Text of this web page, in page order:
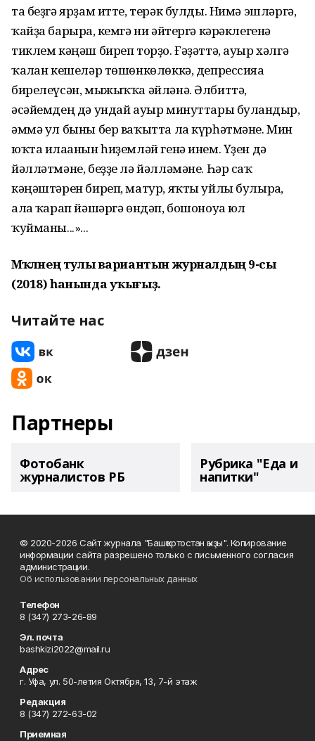
та беҙгә ярҙам итте, терәк булды. Нимә эшләргә,
ҡайҙа барырға, кемгә ни әйтергә кәрәклегенә
тиклем кәңәш биреп торҙо. Ғәҙәттә, ауыр хәлгә
ҡалған кешеләр төшөнкөлөккә, депрессияға
бирелеүсән, мыжыҡҡа әйләнә. Әлбиттә,
әсәйемдең дә ундай ауыр минуттары булғандыр,
әммә ул быны бер ваҡытта ла күрһәтмәне. Мин
юҡта илағанын һиҙемләй генә инем. Үҙен дә
йәлләтмәне, беҙҙе лә йәлләмәне. Һәр саҡ
кәңәштәрен биреп, матур, яҡты уйлы булырға,
алға ҡарап йәшәргә өндәп, бошоноуға юл
ҡуйманы...»...
Мәҡәләнең тулы вариантын журналдың 9-сы
(2018) һанында уҡығыҙ.
Читайте нас
Партнеры
Фотобанк
журналистов РБ
Рубрика "Еда и
напитки"
© 2020-2026 Сайт журнала "Башҡортостан ҡыҙы". Копирование
информации сайта разрешено только с письменного согласия
администрации.
Об использовании персональных данных
Телефон
8 (347) 273-26-89
Эл. почта
bashkizi2022@mail.ru
Адрес
г. Уфа, ул. 50-летия Октября, 13, 7-й этаж
Редакция
8 (347) 272-63-02
Приемная